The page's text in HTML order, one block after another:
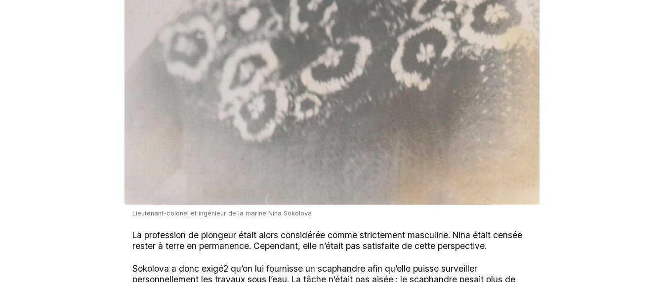
Lieutenant-colonel et ingénieur de la marine Nina Sokolova
La profession de plongeur était alors considérée comme strictement masculine. Nina était censée
rester à terre en permanence. Cependant, elle n’était pas satisfaite de cette perspective.
Sokolova a donc exigé2 qu’on lui fournisse un scaphandre afin qu’elle puisse surveiller
personnellement les travaux sous l’eau. La tâche n’était pas aisée : le scaphandre pesait plus de